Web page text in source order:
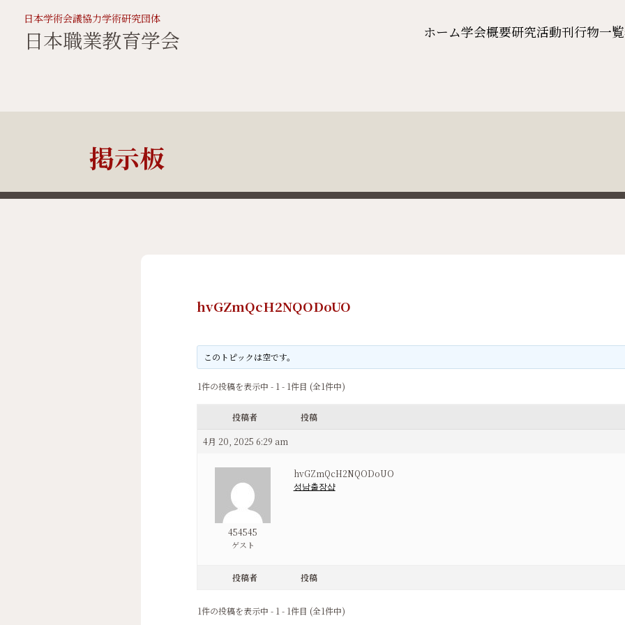
日本学術会議協力学術研究団体
日本職業教育学会 ホーム学会概要研究活動刊行物一覧
掲示板
hvGZmQcH2NQODoUO
このトピックは空です。
1件の投稿を表示中 - 1 - 1件目 (全1件中)
投稿者 投稿
4月 20, 2025 6:29 am
454545
ゲスト
hvGZmQcH2NQODoUO
성남출장샵
投稿者 投稿
1件の投稿を表示中 - 1 - 1件目 (全1件中)